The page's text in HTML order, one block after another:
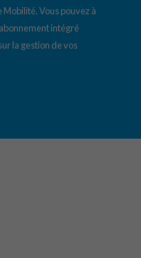
Vous pouvez à
intégré
la gestion de vos